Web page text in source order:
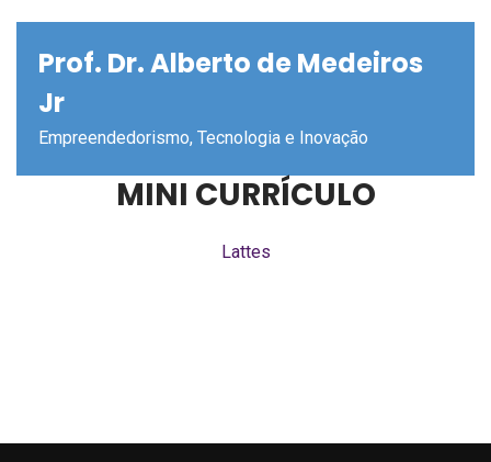
Prof. Dr. Alberto de Medeiros
Jr
Empreendedorismo, Tecnologia e Inovação
MINI CURRÍCULO
Lattes